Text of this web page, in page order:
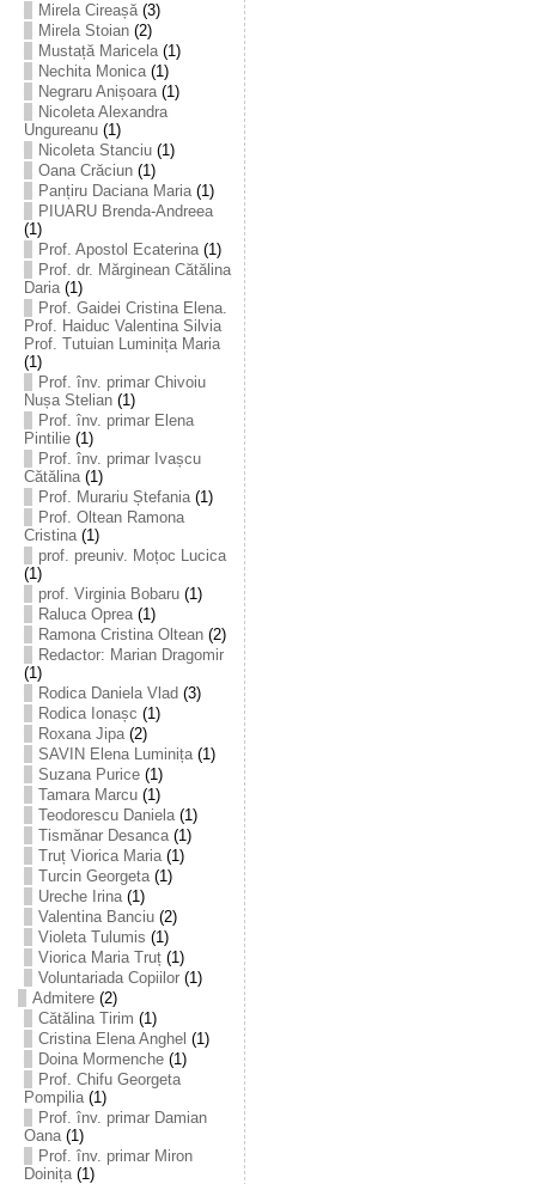
Mirela Cireașă(3)
Mirela Stoian(2)
Mustață Maricela(1)
Nechita Monica(1)
Negraru Anișoara(1)
Nicoleta Alexandra
Ungureanu(1)
Nicoleta Stanciu(1)
Oana Crăciun(1)
Panțiru Daciana Maria(1)
PIUARU Brenda-Andreea
(1)
Prof. Apostol Ecaterina(1)
Prof. dr. Mărginean Cătălina
Daria(1)
Prof. Gaidei Cristina Elena.
Prof. Haiduc Valentina Silvia
Prof. Tutuian Luminița Maria
(1)
Prof. înv. primar Chivoiu
Nușa Stelian(1)
Prof. înv. primar Elena
Pintilie(1)
Prof. înv. primar Ivașcu
Cătălina(1)
Prof. Murariu Ștefania(1)
Prof. Oltean Ramona
Cristina(1)
prof. preuniv. Moțoc Lucica
(1)
prof. Virginia Bobaru(1)
Raluca Oprea(1)
Ramona Cristina Oltean(2)
Redactor: Marian Dragomir
(1)
Rodica Daniela Vlad (3)
Rodica Ionașc (1)
Roxana Jipa(2)
SAVIN Elena Luminița(1)
Suzana Purice(1)
Tamara Marcu(1)
Teodorescu Daniela(1)
Tismănar Desanca(1)
Truț Viorica Maria(1)
Turcin Georgeta(1)
Ureche Irina(1)
Valentina Banciu(2)
Violeta Tulumis (1)
Viorica Maria Truț(1)
Voluntariada Copiilor(1)
Admitere(2)
Cătălina Tirim (1)
Cristina Elena Anghel (1)
Doina Mormenche(1)
Prof. Chifu Georgeta
Pompilia(1)
Prof. înv. primar Damian
Oana(1)
Prof. înv. primar Miron
Doinița(1)